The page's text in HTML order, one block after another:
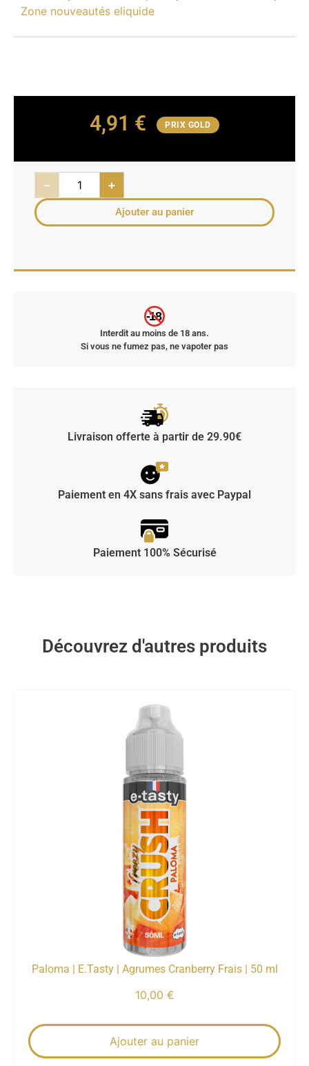
Zone nouveautés eliquide
4,91 € PRIX GOLD
− +
Ajouter au panier
-18
Interdit au moins de 18 ans.
Si vous ne fumez pas, ne vapoter pas
Livraison offerte à partir de 29.90€
Paiement en 4X sans frais avec Paypal
Paiement 100% Sécurisé
Découvrez d'autres produits
Paloma | E.Tasty | Agrumes Cranberry Frais | 50 ml
10,00 €
Ajouter au panier